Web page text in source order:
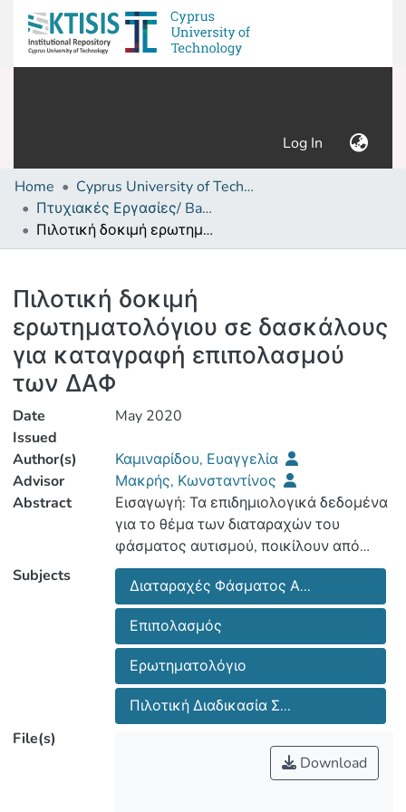
Log In (current)
Home
Cyprus University of Technology (Research Output)
Πτυχιακές Εργασίες/ Bachelor's Degree Theses
Πιλοτική δοκιμή ερωτηματολόγιου σε δασκάλους για καταγραφή επιπολασμού των ΔΑΦ
Πιλοτική δοκιμή
ερωτηματολόγιου σε δασκάλους
για καταγραφή επιπολασμού
των ΔΑΦ
Date
Issued
May 2020
Author(s)
Καμιναρίδου, Ευαγγελία
Advisor
Μακρής, Κωνσταντίνος
Abstract
Εισαγωγή: Τα επιδημιολογικά δεδομένα
για το θέμα των διαταραχών του
φάσματος αυτισμού, ποικίλουν από
χώρα σε χώρα και αυτό οφείλεται
κυρίως στο κοινωνικοοικονομικό
επίπεδο της. Κατ’ επέκταση αυτό είναι
κάτι που επηρεάζει το κατά πόσο
έγκαιρα γίνεται η διάγνωση και το πόσο
αποτελεσματική είναι αυτή (Nevison,
2014).
Σκοπός: Στόχος της μελέτης είναι η
αρχή της καταγραφής του επιπολασμού
των παιδιών με διαταραχές αυτιστικού
Subjects
Διαταραχές Φάσματος Α...
Επιπολασμός
Ερωτηματολόγιο
Πιλοτική Διαδικασία Σ...
File(s)
Download